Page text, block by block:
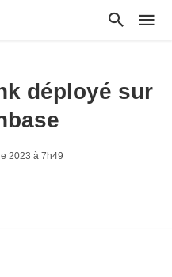
déployé sur
2023 à 7h49